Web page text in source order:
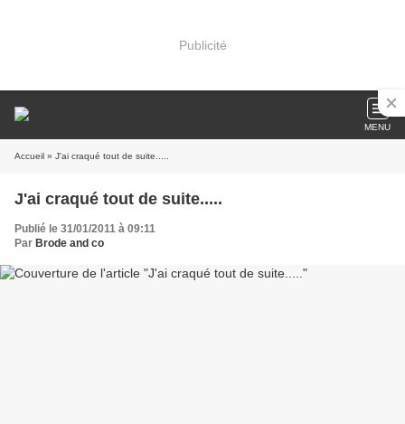
Publicité
MENU
Accueil » J'ai craqué tout de suite.....
J'ai craqué tout de suite.....
Publié le 31/01/2011 à 09:11
Par Brode and co